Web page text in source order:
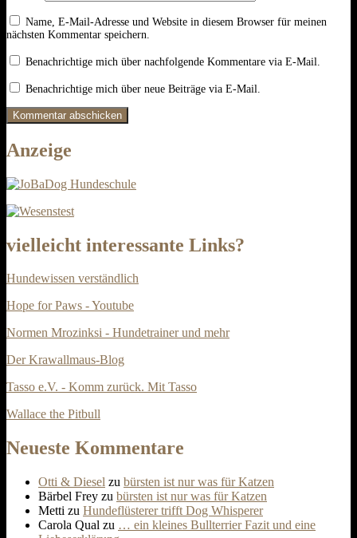
Name, E-Mail-Adresse und Website in diesem Browser für meinen
nächsten Kommentar speichern.
Benachrichtige mich über nachfolgende Kommentare via E-Mail.
Benachrichtige mich über neue Beiträge via E-Mail.
Anzeige
vielleicht interessante Links?
Hundewissen verständlich
Hope for Paws - Youtube
Normen Mrozinksi - Hundetrainer und mehr
Der Krawallmaus-Blog
Tasso e.V. - Komm zurück. Mit Tasso
Wallace the Pitbull
Neueste Kommentare
Otti & Diesel zu bürsten ist nur was für Katzen
Bärbel Frey zu bürsten ist nur was für Katzen
Metti zu Hundeflüsterer trifft Dog Whisperer
Carola Qual zu … ein kleines Bullterrier Fazit und eine